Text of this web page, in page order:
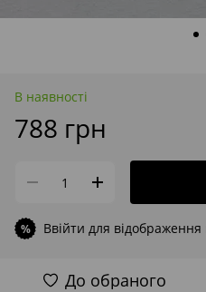
В наявності
788 грн
% Ввійти для
До обраного